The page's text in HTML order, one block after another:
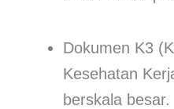
Dokumen K3
Kesehatan
berskala besar.